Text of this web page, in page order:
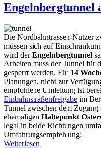
Engelnbergtunnel
Die Nordbahntrassen-Nutzer
müssen sich auf
wird derEngelnbergtunnel
Arbeiten muss der Tunnel für
gesperrt werden. Für 14
Planungen, nicht zur
empfohlene Umleitung ist
Einbahnstraßenfreigabe im
Tunnel zwischen dem Zugang
ehemaligen Haltepunkt
legal in beide Richtungen
Umfahrungsempfehlung:
Weiterlesen